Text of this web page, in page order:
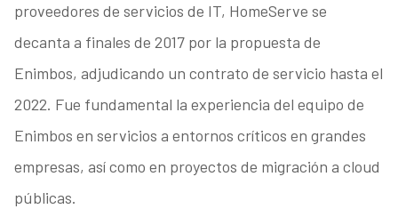
proveedores de servicios de IT, HomeServe se
decanta a finales de 2017 por la propuesta de
Enimbos, adjudicando un contrato de servicio hasta el
2022. Fue fundamental la experiencia del equipo de
Enimbos en servicios a entornos críticos en grandes
empresas, así como en proyectos de migración a cloud
públicas.